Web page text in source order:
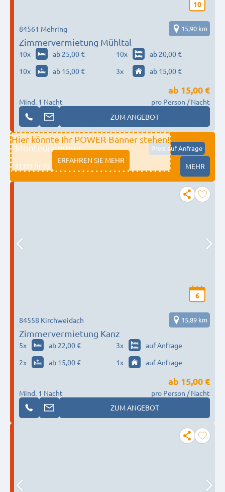
10
Zimmervermietung Mühltal
84561 Mehring 15,90 km
10x ab 25,00 € 10x
ab 20,00 €
10x ab 15,00 € 3x ab 15,00 €
Mind. 1 Nacht
ab 15,00 €
pro Person / Nacht
ZUM ANGEBOT
Hier könnte Ihr POWER-Banner stehen!
ERFAHREN SIE MEHR
Monteurzimmer Preis auf Anfrage
11333 fulda MEHR
6
Zimmervermietung Kanz
84558 Kirchweidach 15,89 km
5x ab 22,00 € 3x
auf Anfrage
2x ab 15,00 € 1x auf Anfrage
Mind. 1 Nacht
ab 15,00 €
pro Person / Nacht
ZUM ANGEBOT